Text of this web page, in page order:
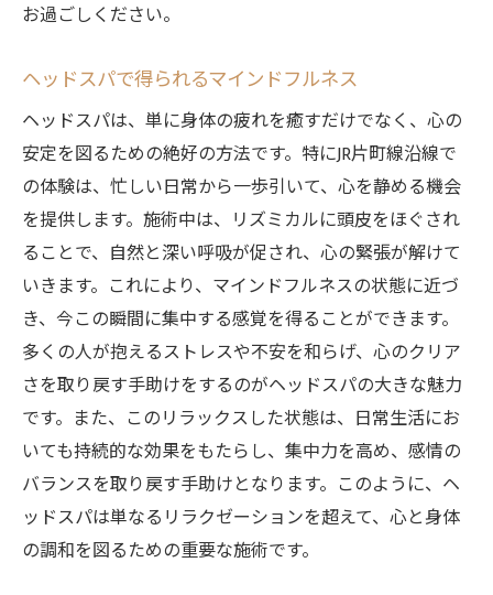
お過ごしください。
ヘッドスパで得られるマインドフルネス
ヘッドスパは、単に身体の疲れを癒すだけでなく、心の
安定を図るための絶好の方法です。特にJR片町線沿線で
の体験は、忙しい日常から一歩引いて、心を静める機会
を提供します。施術中は、リズミカルに頭皮をほぐされ
ることで、自然と深い呼吸が促され、心の緊張が解けて
いきます。これにより、マインドフルネスの状態に近づ
き、今この瞬間に集中する感覚を得ることができます。
多くの人が抱えるストレスや不安を和らげ、心のクリア
さを取り戻す手助けをするのがヘッドスパの大きな魅力
です。また、このリラックスした状態は、日常生活にお
いても持続的な効果をもたらし、集中力を高め、感情の
バランスを取り戻す手助けとなります。このように、ヘ
ッドスパは単なるリラクゼーションを超えて、心と身体
の調和を図るための重要な施術です。